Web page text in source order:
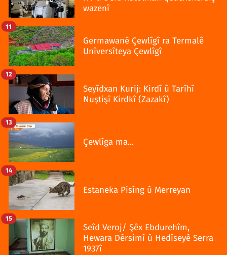
wazenî
Germawanê Çewlîgî ra Termalê
Unîversîteya Çewlîgî
11
Seyîdxan Kurij: Kirdî û Tarîhî
Nuştişî Kirdkî (Zazakî)
12
Çewlîga ma...
13
Estaneka Pisîng û Merreyan
14
Seîd Veroj/ Şêx Ebdurehîm,
Hewara Dêrsimî û Hedîseyê Serra
1937î
15